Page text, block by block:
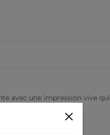
avec une impression vive qui